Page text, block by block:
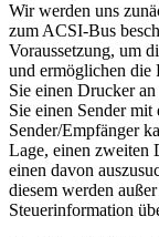
Wir werden uns
zum ACSI-Bus
Voraussetzung, um
und ermöglichen die
Sie einen Drucker
Sie einen Sender
Sender/Empfänger
Lage, einen zweiten
einen davon
diesem werden
Steuerinformation